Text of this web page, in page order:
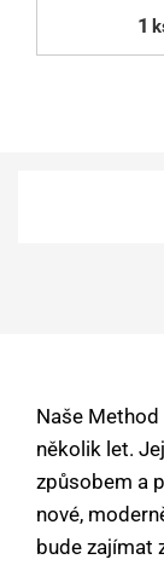
Naše
několik let.
způsobem a
nové,
bude zajímat